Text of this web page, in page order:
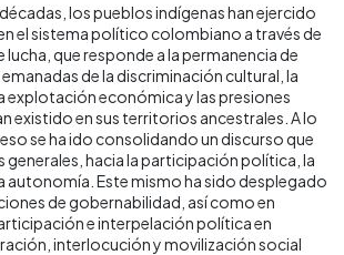
los pueblos indígenas han ejercido
el sistema político colombiano a través de
que responde a la permanencia de
de la discriminación cultural, la
explotación económica y las presiones
existido en sus territorios ancestrales. A lo
se ha ido consolidando un discurso que
generales, hacia la participación política, la
autonomía. Este mismo ha sido desplegado
de gobernabilidad, así como en
e interpelación política en
interlocución y movilización social